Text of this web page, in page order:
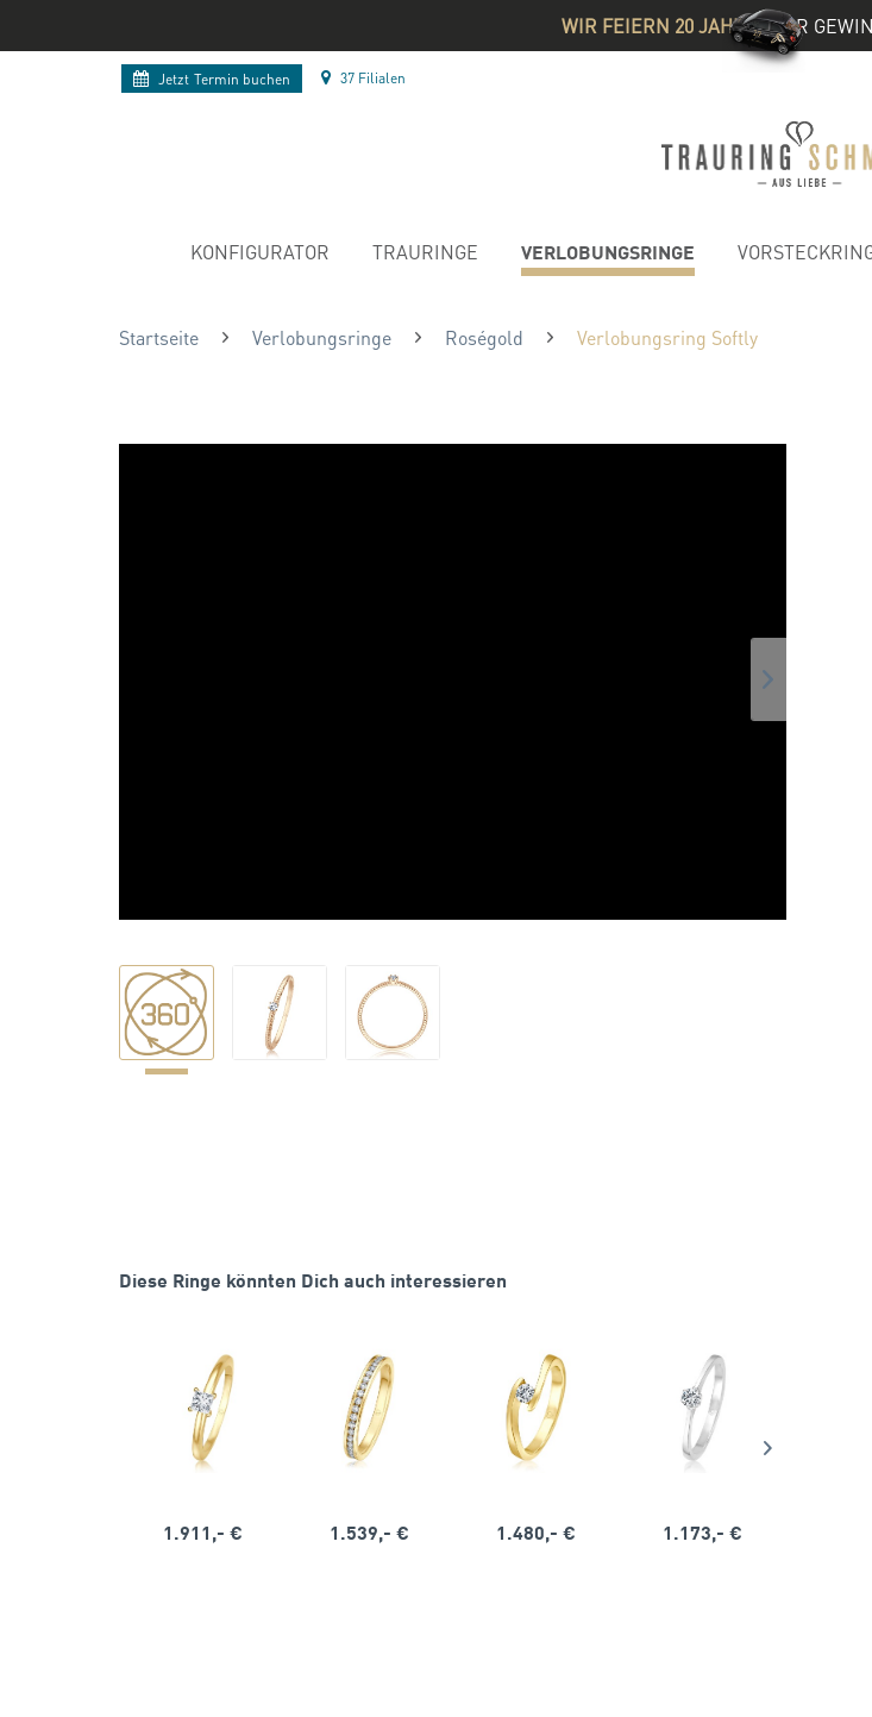
WIR FEIERN 20 JAHRE& IHR
Jetzt Termin buchen 37 Filialen
KONFIGURATOR TRAURINGE VERLOBUNGSRINGE
Startseite Verlobungsringe Roségold Verlobungsring Softly
Diese Ringe könnten Dich auch interessieren
1.911,- € 1.539,- € 1.480,- € 1.173,- €